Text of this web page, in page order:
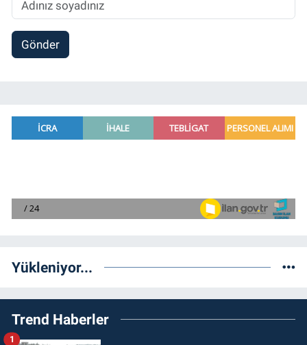
Gönder
Yükleniyor...
Trend Haberler
1